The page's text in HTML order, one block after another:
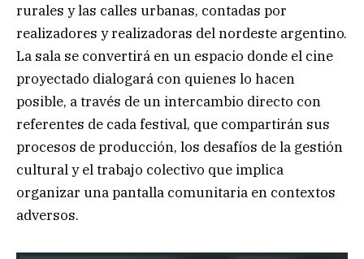
rurales y las calles urbanas, contadas por
realizadores y realizadoras del nordeste argentino.
La sala se convertirá en un espacio donde el cine
proyectado dialogará con quienes lo hacen
posible, a través de un intercambio directo con
referentes de cada festival, que compartirán sus
procesos de producción, los desafíos de la gestión
cultural y el trabajo colectivo que implica
organizar una pantalla comunitaria en contextos
adversos.